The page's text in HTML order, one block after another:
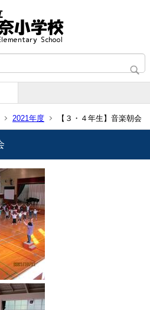
2021年度 【３・４年生】音楽朝会